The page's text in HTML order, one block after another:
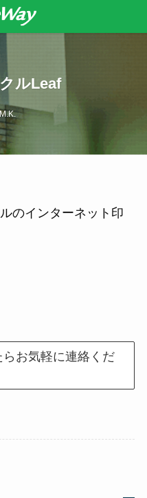
ルLeaf
のインターネット印
お気軽に連絡くだ